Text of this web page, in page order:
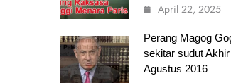
April 22, 2025
Perang Magog
sekitar sudut
Agustus 2016